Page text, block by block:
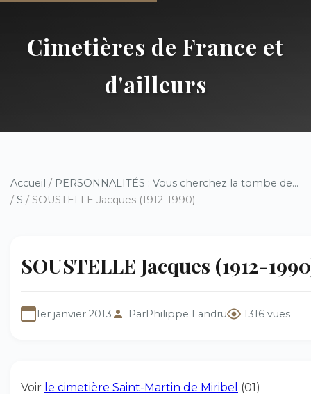
Cimetières de France et
d'ailleurs
Accueil / PERSONNALITÉS : Vous cherchez la tombe de...
/ S / SOUSTELLE Jacques (1912-1990)
SOUSTELLE Jacques (1912-
1er janvier 2013 ParPhilippe Landru 1316 vues
Voir le cimetière Saint-Martin de Miribel (01)